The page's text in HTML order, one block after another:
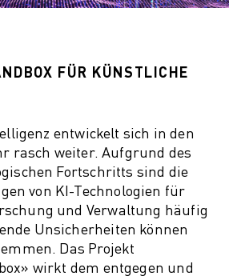
FÜR KÜNSTLICHE
entwickelt sich in den
rasch weiter. Aufgrund des
Fortschritts sind die
von KI-Technologien für
und Verwaltung häufig
Unsicherheiten können
Das Projekt
wirkt dem entgegen und